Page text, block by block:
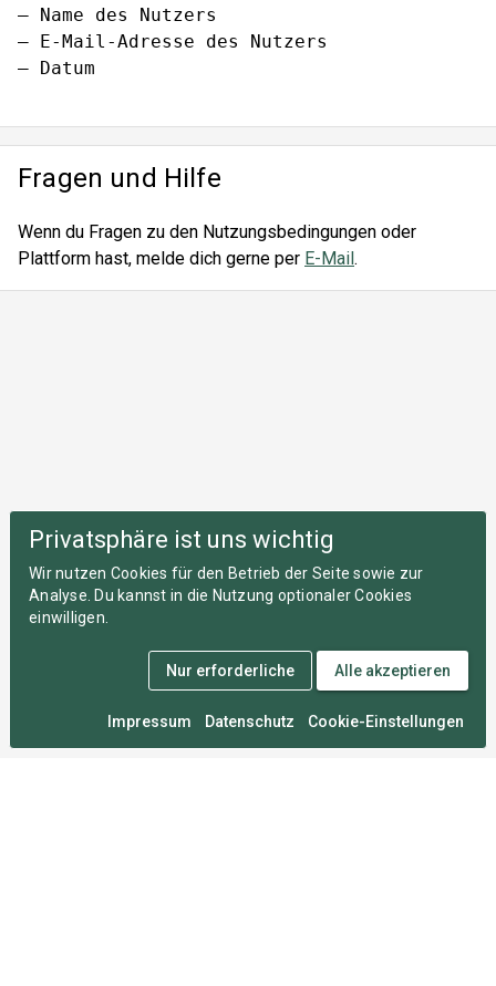
— Name des Nutzers
— E-Mail-Adresse des Nutzers
— Datum
Fragen und Hilfe
Wenn du Fragen zu den Nutzungsbedingungen oder
Plattform hast, melde dich gerne per E-Mail.
Privatsphäre ist uns wichtig
Wir nutzen Cookies für den Betrieb der Seite sowie zur
Analyse. Du kannst in die Nutzung optionaler Cookies
einwilligen.
Impressum Datenschutz Cookie-Einstellungen
Nur erforderliche Alle akzeptieren